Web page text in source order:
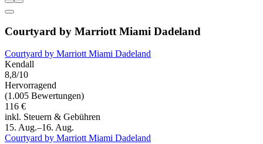
Courtyard by Marriott Miami Dadeland
Courtyard by Marriott Miami Dadeland
Kendall
8,8/10
Hervorragend
(1.005 Bewertungen)
116 €
inkl. Steuern & Gebühren
15. Aug.–16. Aug.
Courtyard by Marriott Miami Dadeland